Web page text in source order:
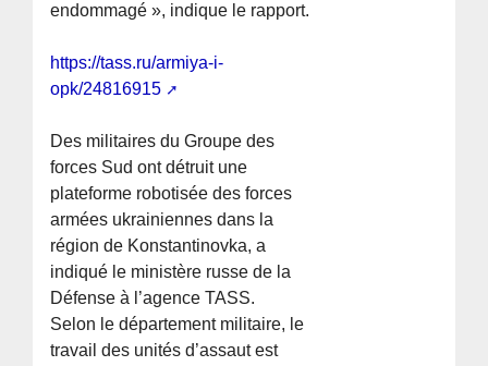
endommagé », indique le rapport.
https://tass.ru/armiya-i-
opk/24816915
Des militaires du Groupe des
forces Sud ont détruit une
plateforme robotisée des forces
armées ukrainiennes dans la
région de Konstantinovka, a
indiqué le ministère russe de la
Défense à l’agence TASS.
Selon le département militaire, le
travail des unités d’assaut est